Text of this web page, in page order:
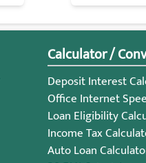
Calculator /
Deposit Interest
Office Internet
Loan Eligibility
Income Tax
Auto Loan